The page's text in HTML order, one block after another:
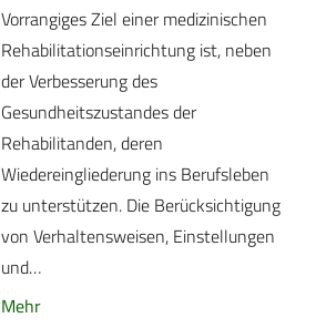
Vorrangiges Ziel einer medizinischen
Rehabilitationseinrichtung ist, neben
der Verbesserung des
Gesundheitszustandes der
Rehabilitanden, deren
Wiedereingliederung ins Berufsleben
zu unterstützen. Die Berücksichtigung
von Verhaltensweisen, Einstellungen
und…
Mehr